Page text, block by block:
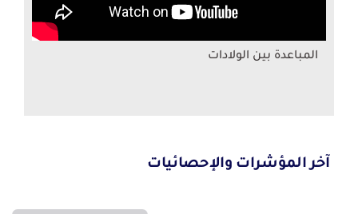
المباعدة بين الولادات
آخر المؤشرات والإحصائيات